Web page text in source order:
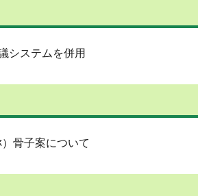
システムを併用
骨子案について